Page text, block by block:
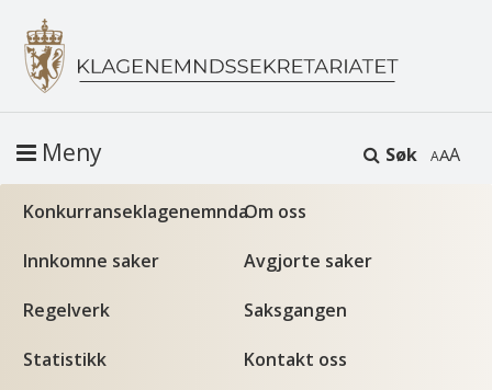
Søk A
Meny
KonkurranseklagenemndaOm oss
Innkomne saker Avgjorte saker
Regelverk Saksgangen
Statistikk Kontakt oss